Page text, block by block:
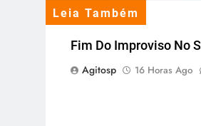
Leia Também
Fim Do Improviso No
Agitosp
16 Horas Ago